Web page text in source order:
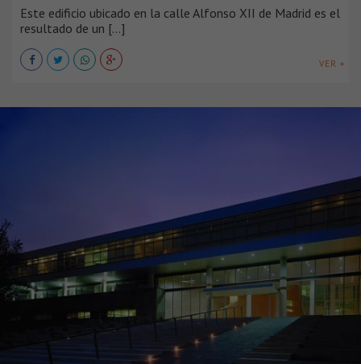
Este edificio ubicado en la calle Alfonso XII de Madrid es el
resultado de un [...]
VER +